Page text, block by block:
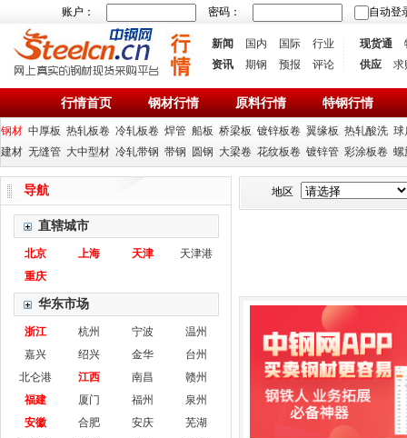
账户： 密码： 自动登
新闻 国内 国际
行业
资讯
期钢 预报 评论
现货通
供应
求
行情首页 钢材行情 原料行情 特钢行情
钢材 中厚板 热轧板卷 冷轧板卷 焊管 船板 桥梁板 镀锌板卷 翼缘板 热轧酸洗 球
建材 无缝管 大中型材 冷轧带钢 带钢 圆钢 大梁卷 花纹板卷 镀锌管 彩涂板卷 螺
导航
直辖城市
北京 上海 天津
天津港
重庆
华东市场
浙江 杭州 宁波
温州
嘉兴
绍兴 金华
台州
北仑港
江西 南昌
赣州
福建
厦门 福州
泉州
安徽
合肥 安庆
芜湖
地区